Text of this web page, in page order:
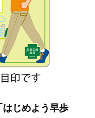
じめよう早歩